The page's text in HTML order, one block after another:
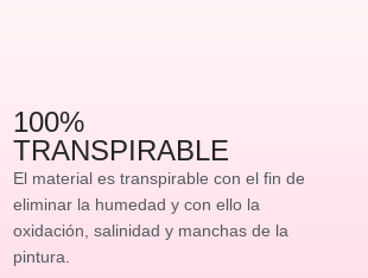
100%
TRANSPIRABLE
El material es transpirable con el fin de
eliminar la humedad y con ello la
oxidación, salinidad y manchas de la
pintura.